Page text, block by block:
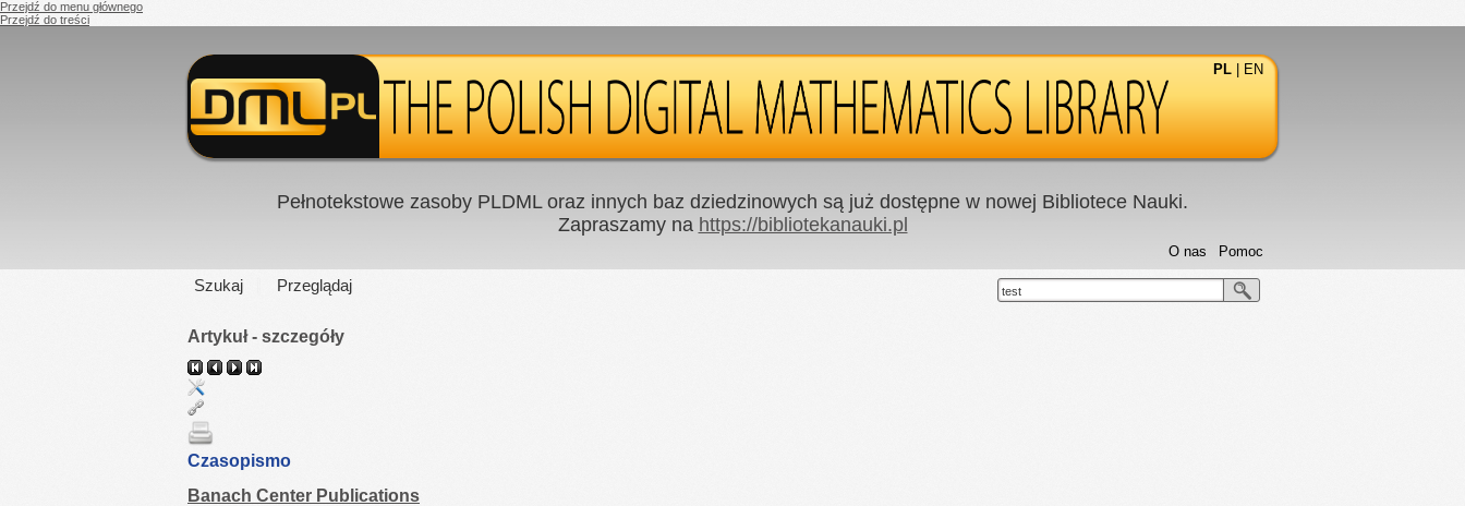
Przejdź do menu głównego
Przejdź do treści
PL EN
Pełnotekstowe zasoby PLDML oraz innych baz dziedzinowych są już dostępne w nowej Bibliotece Nauki.
Zapraszamy na https://bibliotekanauki.pl
Szukaj Przeglądaj
Pomoc
O nas
test
Artykuł - szczegóły
Czasopismo
Banach Center Publications